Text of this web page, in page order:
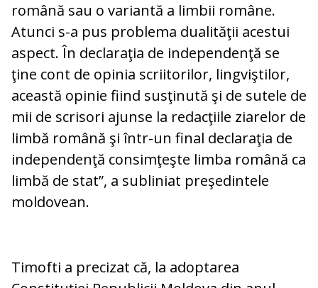
română sau o variantă a limbii române.
Atunci s-a pus problema dualităţii acestui
aspect. În declaraţia de independenţă se
ţine cont de opinia scriitorilor, lingviştilor,
această opinie fiind susţinută şi de sutele de
mii de scrisori ajunse la redacţiile ziarelor de
limbă română şi într-un final declaraţia de
independenţă consimţeşte limba română ca
limbă de stat”, a subliniat preşedintele
moldovean.
Timofti a precizat că, la adoptarea